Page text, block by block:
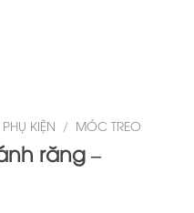
PHỤ KIỆN / MÓC TREO
răng –